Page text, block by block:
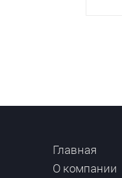
Главная
О компании